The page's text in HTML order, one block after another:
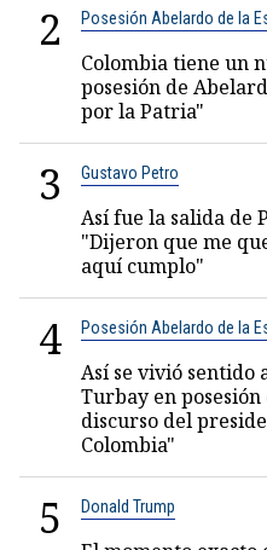
2 Posesión Abelardo de la
Colombia tiene un
posesión de
por la Patria"
3 Gustavo Petro
Así fue la salida de
"Dijeron que me
aquí cumplo"
4 Posesión Abelardo de la
Así se vivió sentido
Turbay en
discurso del
Colombia"
5 Donald Trump